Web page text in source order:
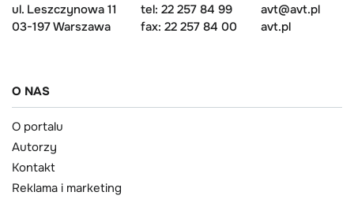
ul. Leszczynowa 11
03-197 Warszawa
tel: 22 257 84 99
fax: 22 257 84 00
avt@avt.pl
avt.pl
O NAS
O portalu
Autorzy
Kontakt
Reklama i marketing